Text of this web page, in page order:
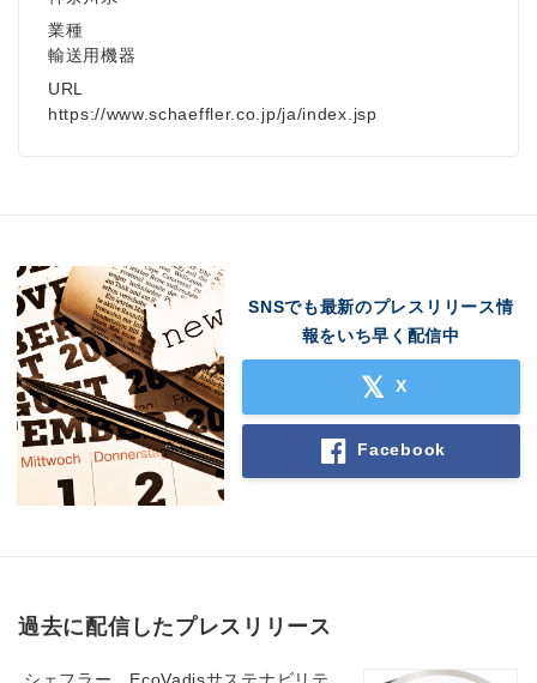
業種
輸送用機器
URL
https://www.schaeffler.co.jp/ja/index.jsp
SNSでも最新のプレスリリース情
報をいち早く配信中
X
Facebook
過去に配信したプレスリリース